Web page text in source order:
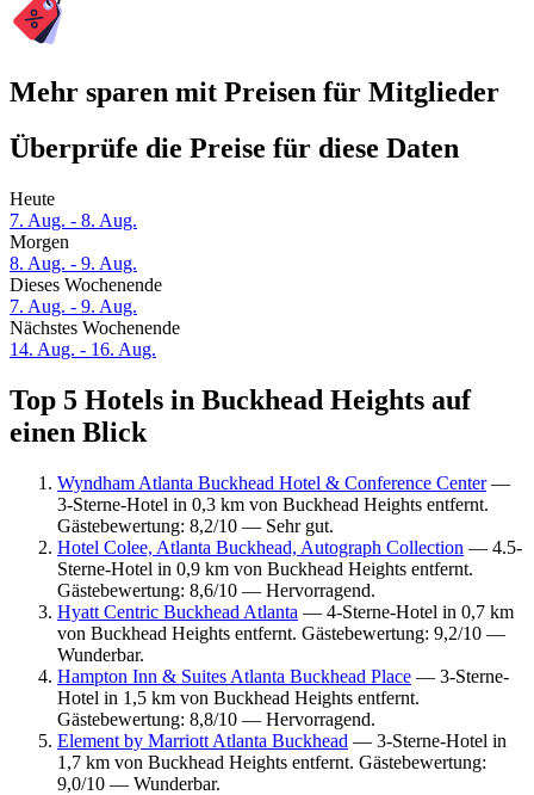
Mehr sparen mit Preisen für Mitglieder
Überprüfe die Preise für diese Daten
Heute
7. Aug. - 8. Aug.
Morgen
8. Aug. - 9. Aug.
Dieses Wochenende
7. Aug. - 9. Aug.
Nächstes Wochenende
14. Aug. - 16. Aug.
Top 5 Hotels in Buckhead Heights auf
einen Blick
Wyndham Atlanta Buckhead Hotel & Conference Center—
3-Sterne-Hotel in 0,3 km von Buckhead Heights entfernt.
Gästebewertung: 8,2/10 — Sehr gut.
Hotel Colee, Atlanta Buckhead, Autograph Collection — 4.5-
Sterne-Hotel in 0,9 km von Buckhead Heights entfernt.
Gästebewertung: 8,6/10 — Hervorragend.
Hyatt Centric Buckhead Atlanta — 4-Sterne-Hotel in 0,7 km
von Buckhead Heights entfernt. Gästebewertung: 9,2/10 —
Wunderbar.
Hampton Inn & Suites Atlanta Buckhead Place — 3-Sterne-
Hotel in 1,5 km von Buckhead Heights entfernt.
Gästebewertung: 8,8/10 — Hervorragend.
Element by Marriott Atlanta Buckhead — 3-Sterne-Hotel in
1,7 km von Buckhead Heights entfernt. Gästebewertung:
9,0/10 — Wunderbar.